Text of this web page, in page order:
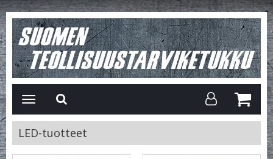
Avaa/Sulje
valikko
LED-tuotteet